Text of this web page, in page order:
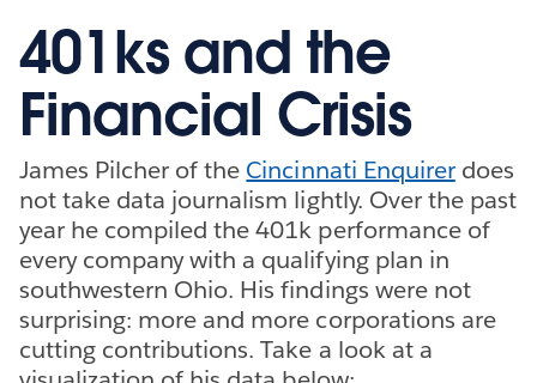
401ks and the
Financial Crisis
James Pilcher of the Cincinnati Enquirerdoes
not take data journalism lightly. Over the past
year he compiled the 401k performance of
every company with a qualifying plan in
southwestern Ohio. His findings were not
surprising: more and more corporations are
cutting contributions. Take a look at a